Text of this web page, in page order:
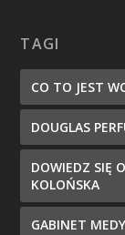
TAGI
CO TO JEST
DOUGLAS
DOWIEDZ SIĘ
KOLOŃSKA
GABINET